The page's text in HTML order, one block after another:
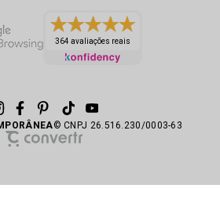
364 avaliações reais
© CNPJ 26.516.230/0003-63